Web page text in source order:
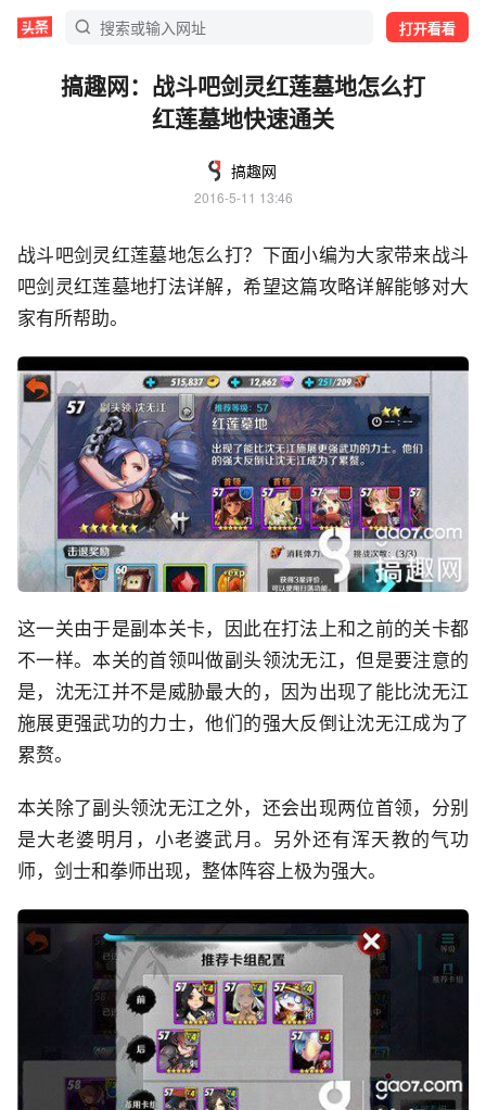
打开看看
搞趣网：战斗吧剑灵红莲墓地怎么打
红莲墓地快速通关
搞趣网
2016-5-11 13:46
战斗吧剑灵红莲墓地怎么打？下面小编为大家带来战斗
吧剑灵红莲墓地打法详解，希望这篇攻略详解能够对大
家有所帮助。
这一关由于是副本关卡，因此在打法上和之前的关卡都
不一样。本关的首领叫做副头领沈无江，但是要注意的
是，沈无江并不是威胁最大的，因为出现了能比沈无江
施展更强武功的力士，他们的强大反倒让沈无江成为了
累赘。
本关除了副头领沈无江之外，还会出现两位首领，分别
是大老婆明月，小老婆武月。另外还有浑天教的气功
师，剑士和拳师出现，整体阵容上极为强大。